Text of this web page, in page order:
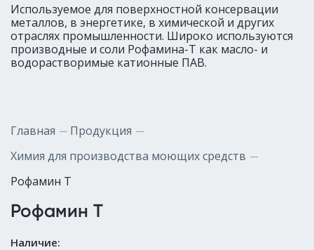
Используемое для поверхностной консервации
металлов, в энергетике, в химической и других
отраслях промышленности. Широко используются
производные и соли Рофамина-Т как масло- и
водорастворимые катионные ПАВ.
Главная
Продукция
Химия для производства моющих средств
Рофамин Т
Рофамин Т
Наличие: